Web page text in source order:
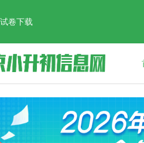
试卷下载